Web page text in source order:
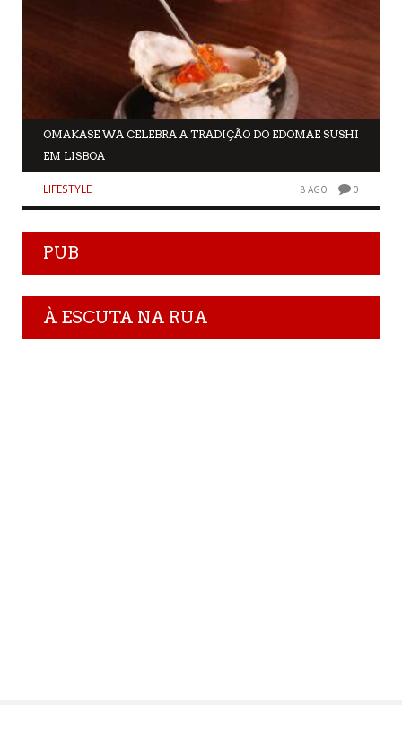
OMAKASE WA CELEBRA A TRADIÇÃO DO EDOMAE SUSHI
EM LISBOA
LIFESTYLE 8 AGO 0
PUB
À ESCUTA NA RUA